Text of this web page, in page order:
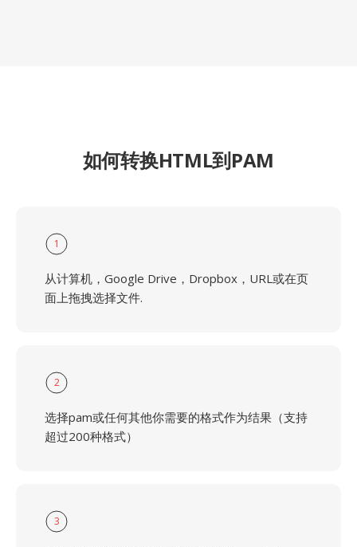
如何转换HTML到PAM
1
从计算机，Google Drive，Dropbox，URL或在页
面上拖拽选择文件.
2
选择pam或任何其他你需要的格式作为结果（支持
超过200种格式）
3